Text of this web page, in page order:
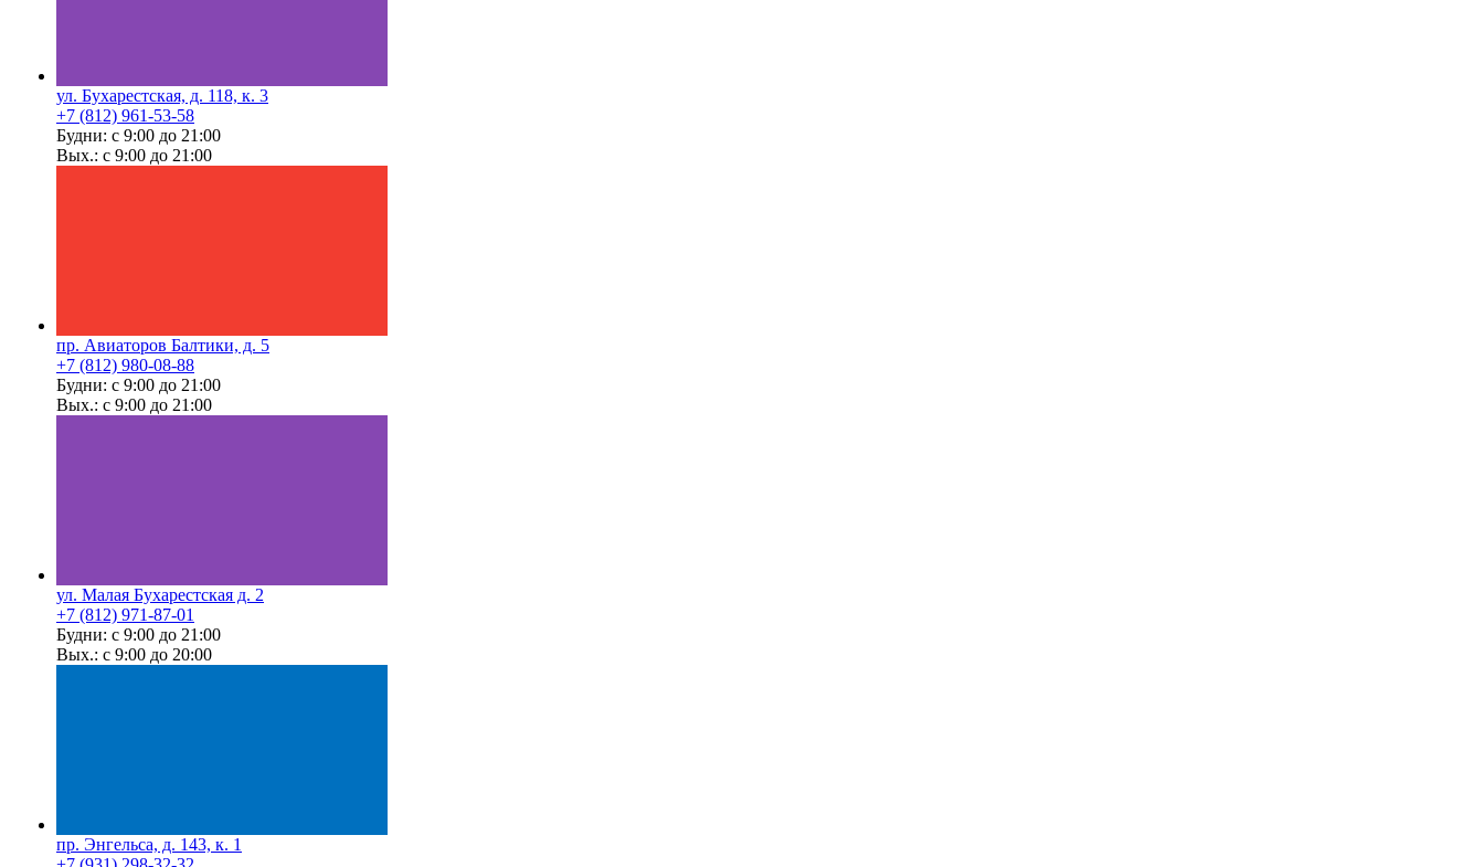
ул. Бухарестская, д. 118, к. 3
+7 (812) 961-53-58
Будни: с 9:00 до 21:00
Вых.: с 9:00 до 21:00
пр. Авиаторов Балтики, д. 5
+7 (812) 980-08-88
Будни: с 9:00 до 21:00
Вых.: с 9:00 до 21:00
ул. Малая Бухарестская д. 2
+7 (812) 971-87-01
Будни: с 9:00 до 21:00
Вых.: с 9:00 до 20:00
пр. Энгельса, д. 143, к. 1